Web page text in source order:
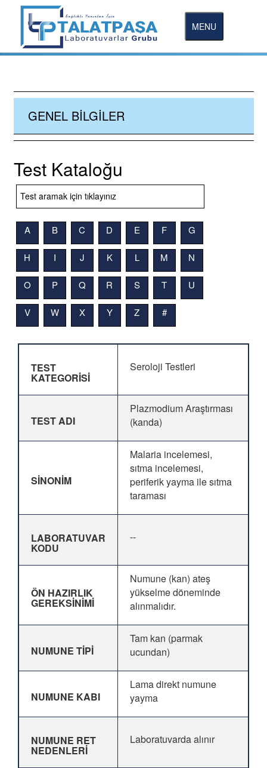
MENU
GENEL BILGILER
Test Kataloğu
A B C D E F G
H I J K L M N
O P Q R S T U
V W X Y Z #
TEST
KATEGORİSİ
Seroloji Testleri
TEST ADI
Plazmodium Araştırması
(kanda)
SİNONİM
Malaria incelemesi,
sıtma incelemesi,
periferik yayma ile sıtma
taraması
LABORATUVAR
KODU
--
ÖN HAZIRLIK
GEREKSİNİMİ
Numune (kan) ateş
yükselme döneminde
alınmalıdır.
NUMUNE TİPİ
Tam kan (parmak
ucundan)
NUMUNE KABI
Lama direkt numune
yayma
NUMUNE RET
NEDENLERİ
Laboratuvarda alınır